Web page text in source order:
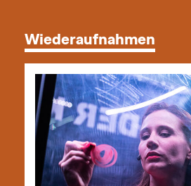
Wiederaufnahmen